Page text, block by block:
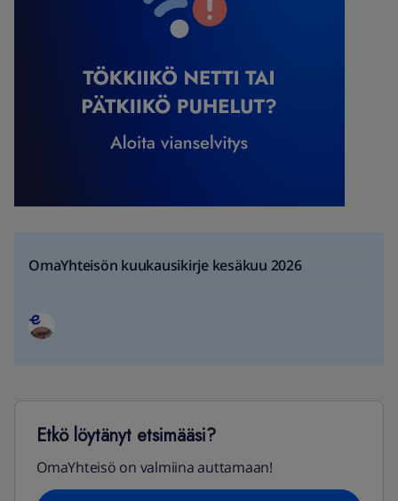
OmaYhteisön kuukausikirje kesäkuu 2026
Etkö löytänyt etsimääsi?
OmaYhteisö on valmiina auttamaan!